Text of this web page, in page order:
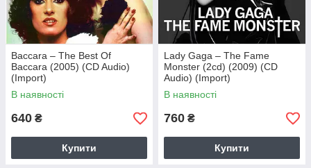
Baccara – The Best Of
Baccara (2005) (CD Audio)
(Import)
В наявності
640 ₴
Купити
Lady Gaga – The Fame
Monster (2cd) (2009) (CD
Audio) (Import)
В наявності
760 ₴
Купити